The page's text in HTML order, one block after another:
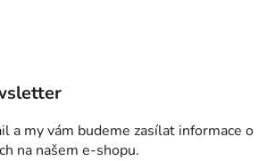
a my vám budeme zasílat informace o
na našem e-shopu.